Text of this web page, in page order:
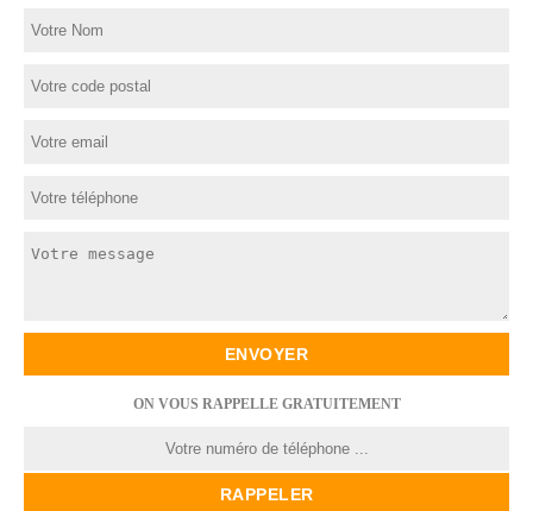
ON VOUS RAPPELLE GRATUITEMENT